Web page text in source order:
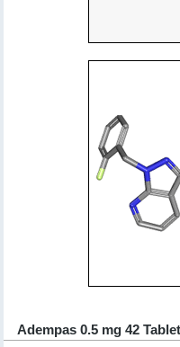
Adempas 0.5 mg 42